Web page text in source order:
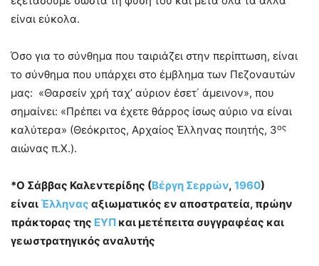
είναι εύκολα.
Όσο για το σύνθημα που ταιριάζει στην περίπτωση, είναι
το σύνθημα που υπάρχει στο έμβλημα των Πεζοναυτών
μας: «Θαρσείν χρή ταχ’ αύριον έσετ΄ άμεινον», που
σημαίνει: «Πρέπει να έχετε θάρρος ίσως αύριο να είναι
καλύτερα» (Θεόκριτος, Αρχαίος Έλληνας ποιητής, 3ος
αιώνας π.Χ.).
*Ο Σάββας Καλεντερίδης (Βέργη Σερρών, 1960)
είναιΈλληνας αξιωματικός εν αποστρατεία, πρώην
πράκτορας της ΕΥΠ και μετέπειτα συγγραφέας και
γεωστρατηγικός αναλυτής